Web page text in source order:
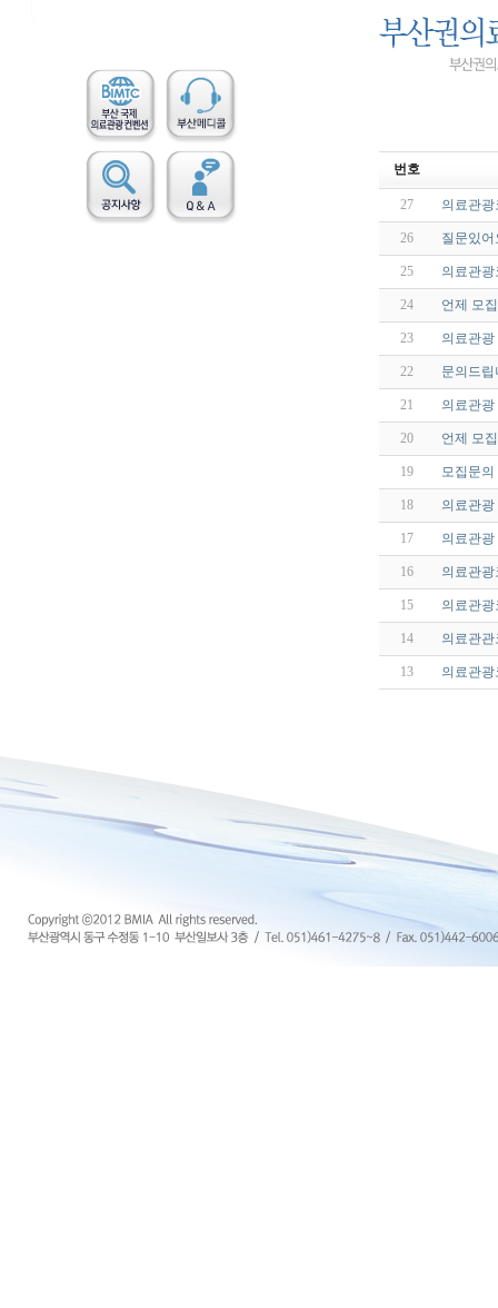
번호
27 의료관
26 질문있어
25 의료관
24 언제 모
23 의료관
22 문의드립
21 의료관
20 언제 모
19 모집문의
18 의료관
17 의료관광
16 의료관
15 의료관
14 의료관
13 의료관